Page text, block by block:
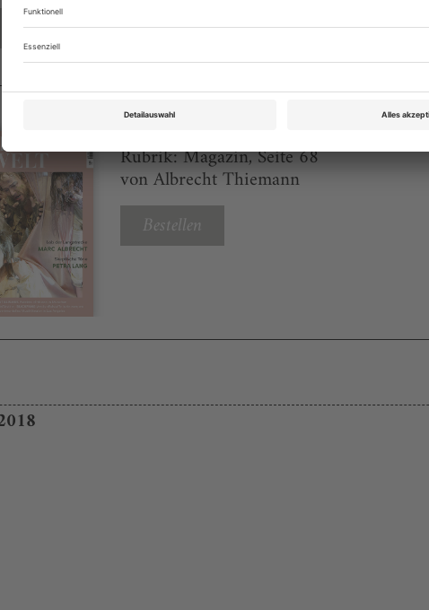
Rubrik: Magazin, Seite 68
von Albrecht Thiemann
Bestellen